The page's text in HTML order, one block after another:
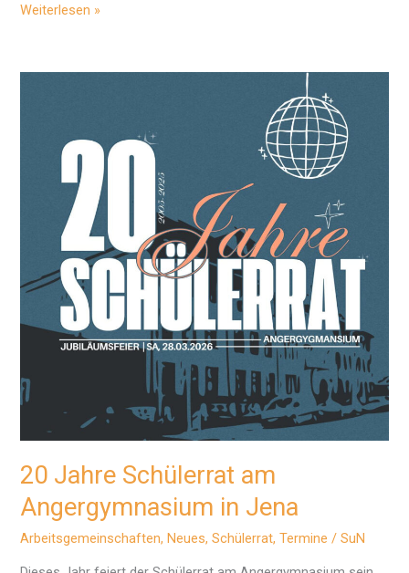
Unsere
Frankreich
Weiterlesen »
20 Jahre Schülerrat am
Angergymnasium in Jena
Arbeitsgemeinschaften,Neues,Schülerrat,Termine /SuN